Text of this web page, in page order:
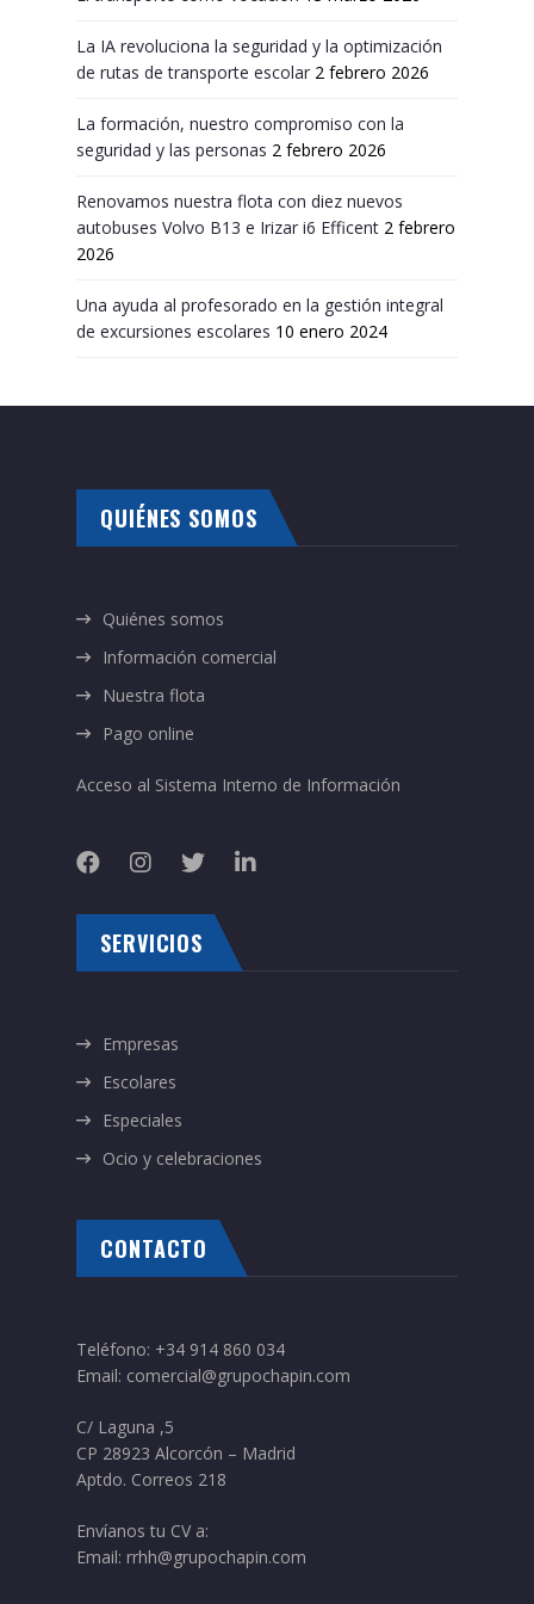
La IA revoluciona la seguridad y la optimización
de rutas de transporte escolar 2 febrero 2026
La formación, nuestro compromiso con la
seguridad y las personas 2 febrero 2026
Renovamos nuestra flota con diez nuevos
autobuses Volvo B13 e Irizar i6 Efficent 2 febrero
2026
Una ayuda al profesorado en la gestión integral
de excursiones escolares 10 enero 2024
QUIÉNES SOMOS
Quiénes somos
Información comercial
Nuestra flota
Pago online
Acceso al Sistema Interno de Información
SERVICIOS
Empresas
Escolares
Especiales
Ocio y celebraciones
CONTACTO
Teléfono: +34 914 860 034
Email: comercial@grupochapin.com
C/ Laguna ,5
CP 28923 Alcorcón – Madrid
Aptdo. Correos 218
Envíanos tu CV a:
Email: rrhh@grupochapin.com